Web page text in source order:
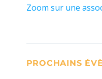
Zoom sur une
PROCHAINS